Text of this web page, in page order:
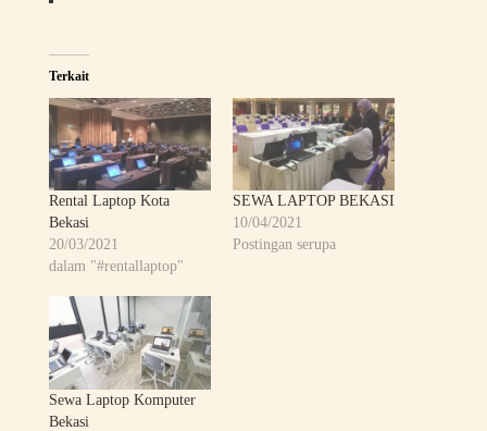
Terkait
Rental Laptop Kota
Bekasi
20/03/2021
dalam "#rentallaptop"
SEWA LAPTOP BEKASI
10/04/2021
Postingan serupa
Sewa Laptop Komputer
Bekasi